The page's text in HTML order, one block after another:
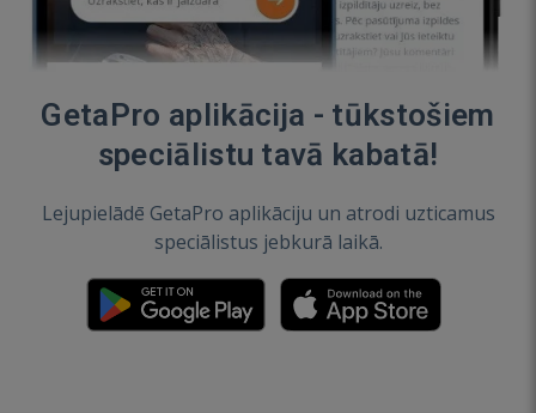
GetaPro aplikācija - tūkstošiem
speciālistu tavā kabatā!
Lejupielādē GetaPro aplikāciju un atrodi uzticamus
speciālistus jebkurā laikā.